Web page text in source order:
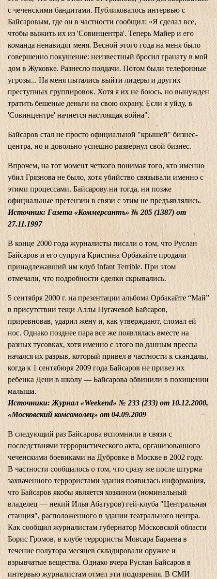
с чеченскими бандитами. Публиковалось интервью с
Байсаровым, где он в частности сообщил: «Я сделал все,
чтобы выжить их из 'Совинцентра'. Теперь Майер и его
команда ненавидят меня. Весной этого года на меня было
совершенно покушение: неизвестный бросил гранату в мой
дом в Жуковке. Разнесло полдачи. Потом были телефонные
угрозы... На меня пытались выйти лидеры и других
преступных группировок. Хотя я их не боюсь, но вынужден
тратить бешеные деньги на свою охрану. Если я уйду, в
'Совинцентре' начнется настоящая война".
Байсаров стал не просто официальной "крышей" бизнес-
центра, но и довольно успешно развернул свой бизнес.
Впрочем, на тот момент четкого понимая того, кто именно
убил Грязнова не было, хотя убийство связывали именно с
этими процессами. Байсарову ни тогда, ни позже
официальные претензии в связи с этим не предъявлялись.
Источник: Газета «Коммерсантъ» № 205 (1387) от
27.11.1997
В конце 2000 года журналисты писали о том, что Руслан
Байсаров и его супруга Кристина Орбакайте продали
принадлежавший им клуб Infant Terrible. При этом
отмечали, что подробности сделки скрывались.
5 сентября 2000 г. на презентации альбома Орбакайте “Май”
в присутствии тещи Аллы Пугачевой Байсаров,
приревновав, ударил жену и, как утверждают, сломал ей
нос. Однако позднее пара все же появлялась вместе на
разных тусовках, хотя именно с этого по данным прессы
начался их разрыв, который привел в частности к скандалы,
когда к 1 сентябюря 2009 года Байсаров не привез их
ребенка Дени в школу — Байсарова обвинили в похищении
малыша.
Источники: Журнал «Weekend» № 233 (233) от 10.12.2000,
«Московский комсомолец» от 04.09.2009
В следующий раз Байсарова вспомнили в связи с
последствиями террористического акта, организованного
чеченскими боевиками на Дубровке в Москве в 2002 году.
В частности сообщалось о том, что сразу же после штурма
захваченного террористами здания появилась информация,
что Байсаров якобы является хозяином (номинальный
владелец — некий Илья Абатуров) гей-клуба "Центральная
станция", расположенного в здании театрального центра.
Как сообщил журналистам губернатор Московской области
Борис Громов, в клубе террористы Мовсара Бараева в
течение полутора месяцев складировали оружие и
взрывчатые вещества. Однако вчера Руслан Байсаров в
интервью журналистам отмел эти подозрения. В СМИ